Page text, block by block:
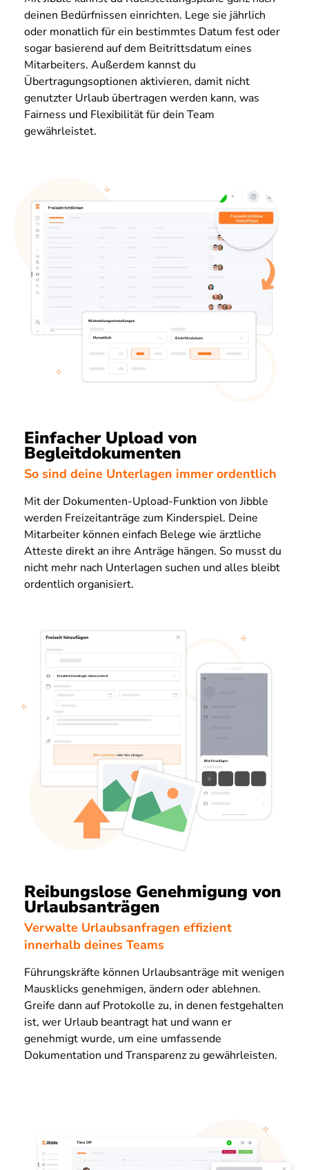
deinen Bedürfnissen einrichten. Lege sie jährlich
oder monatlich für ein bestimmtes Datum fest oder
sogar basierend auf dem Beitrittsdatum eines
Mitarbeiters. Außerdem kannst du
Übertragungsoptionen aktivieren, damit nicht
genutzter Urlaub übertragen werden kann, was
Fairness und Flexibilität für dein Team
gewährleistet.
Einfacher Upload von
Begleitdokumenten
So sind deine Unterlagen immer ordentlich
Mit der Dokumenten-Upload-Funktion von Jibble
werden Freizeitanträge zum Kinderspiel. Deine
Mitarbeiter können einfach Belege wie ärztliche
Atteste direkt an ihre Anträge hängen. So musst du
nicht mehr nach Unterlagen suchen und alles bleibt
ordentlich organisiert.
Reibungslose Genehmigung von
Urlaubsanträgen
Verwalte Urlaubsanfragen effizient
innerhalb deines Teams
Führungskräfte können Urlaubsanträge mit wenigen
Mausklicks genehmigen, ändern oder ablehnen.
Greife dann auf Protokolle zu, in denen festgehalten
ist, wer Urlaub beantragt hat und wann er
genehmigt wurde, um eine umfassende
Dokumentation und Transparenz zu gewährleisten.